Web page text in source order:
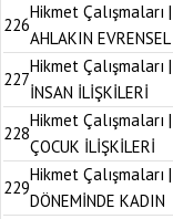
226
Hikmet Çalışmaları
AHLAKIN
227
Hikmet Çalışmaları |
İNSAN İLİŞKİLERİ
228
Hikmet Çalışmaları
ÇOCUK İLİŞKİLERİ
229
Hikmet Çalışmaları
DÖNEMİNDE KADIN